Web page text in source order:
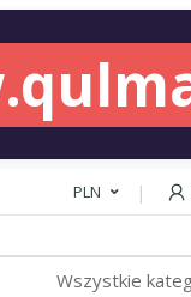
PLN
Wszystkie